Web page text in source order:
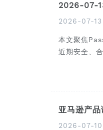
2026-07-
2026-07-13
本文聚焦
近期安全、
亚马逊产
2026-07-10